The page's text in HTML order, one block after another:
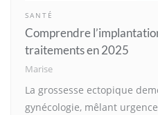
SANTÉ
Comprendre
traitements en 2025
Marise
La grossesse ectopique
gynécologie, mêlant